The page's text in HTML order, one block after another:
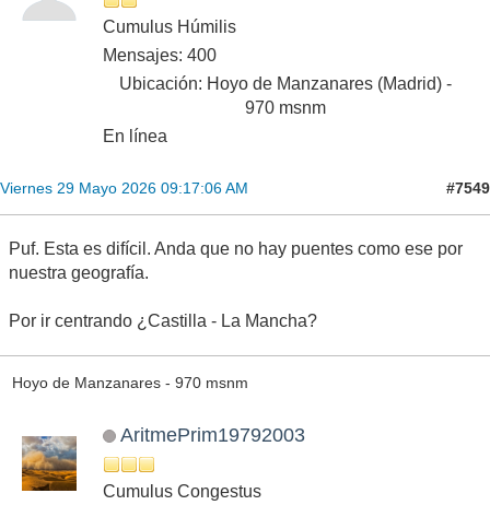
Cumulus Húmilis
Mensajes: 400
Ubicación: Hoyo de Manzanares (Madrid) -
970 msnm
En línea
Viernes 29 Mayo 2026 09:17:06 AM #7549
Puf. Esta es difícil. Anda que no hay puentes como ese por
nuestra geografía.
Por ir centrando ¿Castilla - La Mancha?
Hoyo de Manzanares - 970 msnm
AritmePrim19792003
Cumulus Congestus